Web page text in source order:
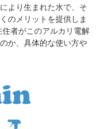
より生まれた水で、そ
のメリットを提供しま
者がこのアルカリ電解
か、具体的な使い方や